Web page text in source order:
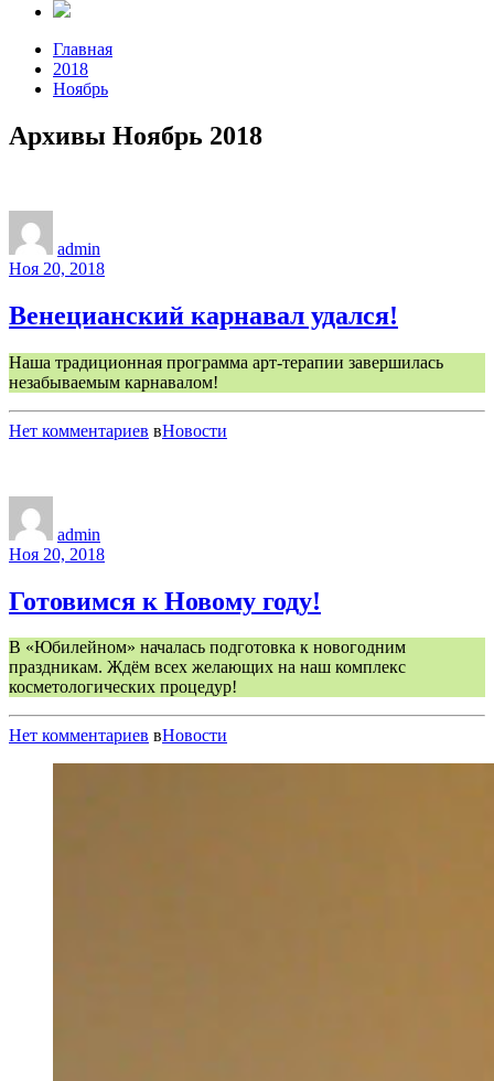
Главная
2018
Ноябрь
Архивы Ноябрь 2018
admin
Ноя 20, 2018
Венецианский карнавал удался!
Наша традиционная программа арт-терапии завершилась
незабываемым карнавалом!
Нет комментариев вНовости
admin
Ноя 20, 2018
Готовимся к Новому году!
В «Юбилейном» началась подготовка к новогодним
праздникам. Ждём всех желающих на наш комплекс
косметологических процедур!
Нет комментариев вНовости